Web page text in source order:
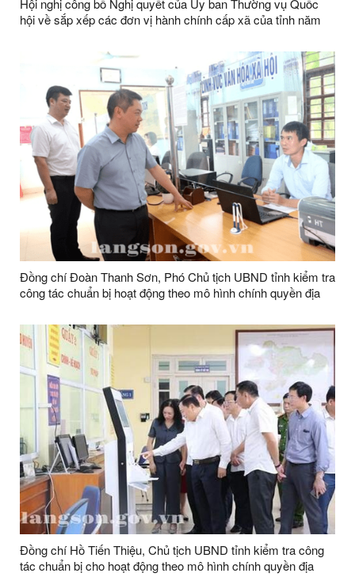
Hội nghị công bố Nghị quyết của Ủy ban Thường vụ Quốc
hội về sắp xếp các đơn vị hành chính cấp xã của tỉnh năm
Đồng chí Đoàn Thanh Sơn, Phó Chủ tịch UBND tỉnh kiểm tra
công tác chuẩn bị hoạt động theo mô hình chính quyền địa
Đồng chí Hồ Tiến Thiệu, Chủ tịch UBND tỉnh kiểm tra công
tác chuẩn bị cho hoạt động theo mô hình chính quyền địa